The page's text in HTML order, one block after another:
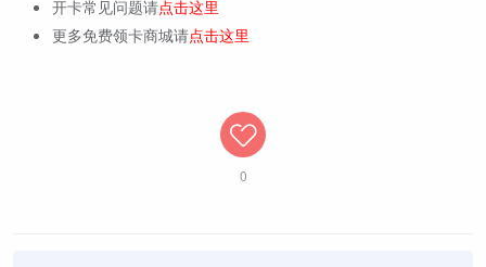
开卡常见问题请点击这里
更多免费领卡商城请点击这里
0